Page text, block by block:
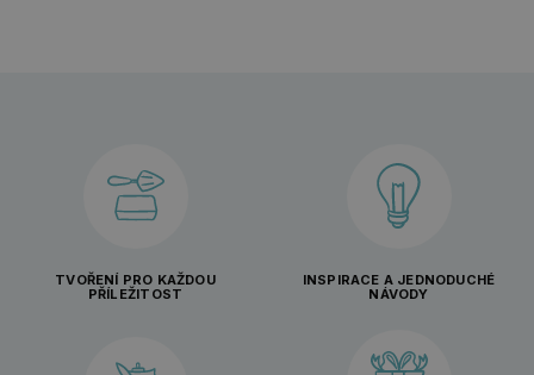
TVOŘENÍ PRO KAŽDOU
PŘÍLEŽITOST
INSPIRACE A JEDNODUCHÉ
NÁVODY